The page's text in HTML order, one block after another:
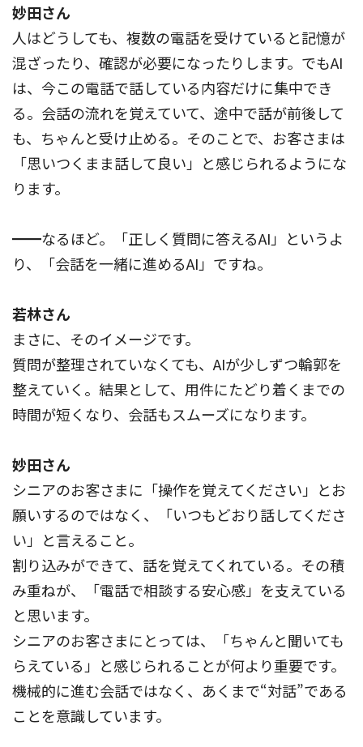
妙田さん
人はどうしても、複数の電話を受けていると記憶が
混ざったり、確認が必要になったりします。でもAI
は、今この電話で話している内容だけに集中でき
る。会話の流れを覚えていて、途中で話が前後して
も、ちゃんと受け止める。そのことで、お客さまは
「思いつくまま話して良い」と感じられるようにな
ります。
━━なるほど。「正しく質問に答えるAI」というよ
り、「会話を一緒に進めるAI」ですね。
若林さん
まさに、そのイメージです。
質問が整理されていなくても、AIが少しずつ輪郭を
整えていく。結果として、用件にたどり着くまでの
時間が短くなり、会話もスムーズになります。
妙田さん
シニアのお客さまに「操作を覚えてください」とお
願いするのではなく、「いつもどおり話してくださ
い」と言えること。
割り込みができて、話を覚えてくれている。その積
み重ねが、「電話で相談する安心感」を支えている
と思います。
シニアのお客さまにとっては、「ちゃんと聞いても
らえている」と感じられることが何より重要です。
機械的に進む会話ではなく、あくまで“対話”である
ことを意識しています。